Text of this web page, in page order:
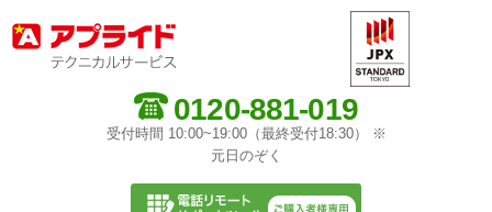
0120-881-019
受付時間 10:00~19:00（最終受付18:30） ※
元日のぞく